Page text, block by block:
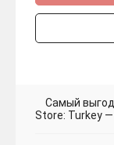
Самый
Store: Turkey